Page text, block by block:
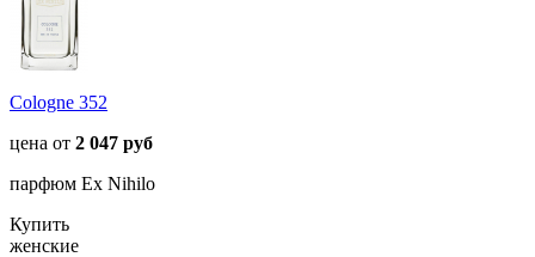
Cologne 352
цена от 2 047 руб
парфюм Ex Nihilo
Купить
женские